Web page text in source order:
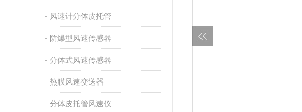
风速计分体皮托管
防爆型风速传感器
分体式风速传感器
热膜风速变送器
分体皮托管风速仪